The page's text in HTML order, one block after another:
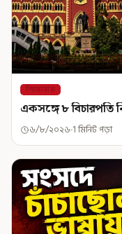
শিরোনাম
একসঙ্গে ৮ বিচারপতি
৬/৮/২০২৬ 1 মিনিট পড়া